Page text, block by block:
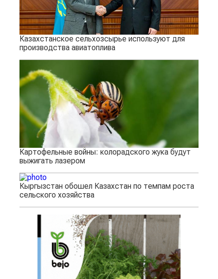
Казахстанское сельхозсырье используют для
производства авиатоплива
Картофельные войны: колорадского жука будут
выжигать лазером
Кыргызстан обошел Казахстан по темпам роста
сельского хозяйства